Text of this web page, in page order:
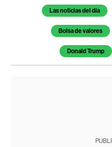
Temas de este artículo
Las noticias del día
Bolsa de valores
Donald Trump